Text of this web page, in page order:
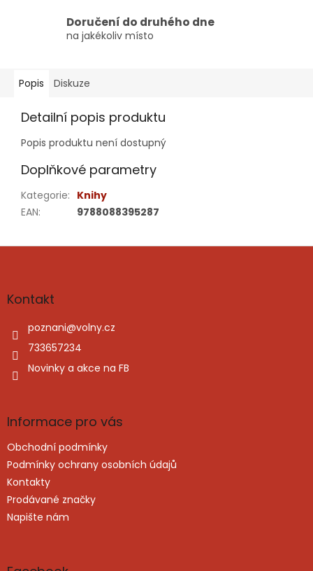
Doručení do druhého dne
na jakékoliv místo
Popis Diskuze
Detailní popis produktu
Popis produktu není dostupný
Doplňkové parametry
Kategorie: Knihy
EAN: 9788088395287
Z
aKontakt
poznani@volny.cz
733657234
Novinky a akce na FB
Informace pro vás
Obchodní podmínky
Podmínky ochrany osobních údajů
Kontakty
Prodávané značky
Napište nám